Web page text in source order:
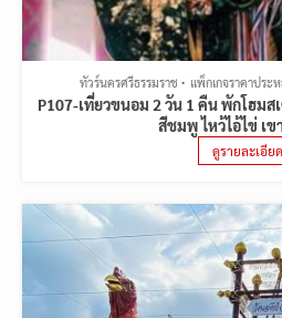
ทัวร์นครศรีธรรมราช แพ็กเกจราคาประ
P107-เที่ยวขนอม 2 วัน 1 คืน พักโฮม
สีชมพู ไหว้ไอ้ไข่ เ
ดูรายละเอียด